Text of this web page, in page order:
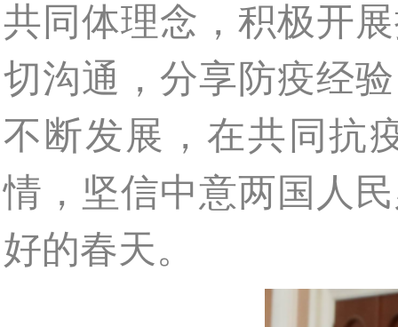
共同体理念，积极开
切沟通，分享防疫经
不断发展，在共同抗
情，坚信中意两国人
好的春天。